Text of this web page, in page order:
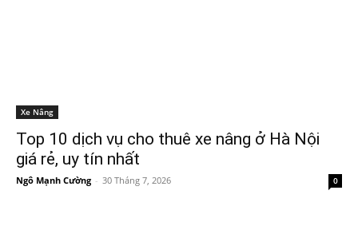
Xe Nâng
Top 10 dịch vụ cho thuê xe nâng ở Hà Nội
giá rẻ, uy tín nhất
Ngô Mạnh Cường - 30 Tháng 7, 2026 0